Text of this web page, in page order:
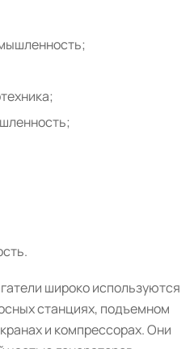
широко используются
станциях, подъемном
и компрессорах. Они